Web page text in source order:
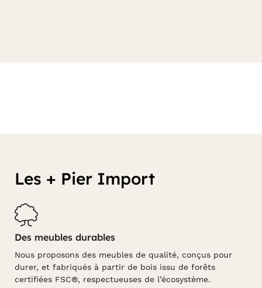
Les + Pier Import
Des meubles durables
Nous proposons des meubles de qualité, conçus pour
durer, et fabriqués à partir de bois issu de forêts
certifiées FSC®, respectueuses de l’écosystème.